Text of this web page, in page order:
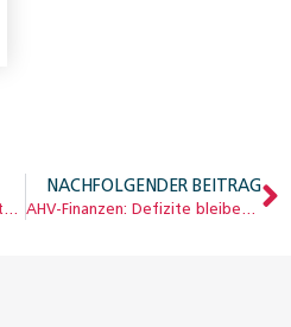
BIP im Jahr 2070: Produktivitätswachstum für Wohlstand entscheidend
NACHFOLGENDER BEITRAG
AHV-Finanzen: Defizite bleiben – trotz besserer Aussichten